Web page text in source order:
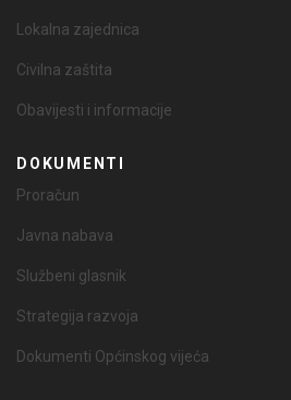
Lokalna zajednica
Civilna zaštita
Obavijesti i informacije
DOKUMENTI
Proračun
Javna nabava
Službeni glasnik
Strategija razvoja
Dokumenti Općinskog vijeća